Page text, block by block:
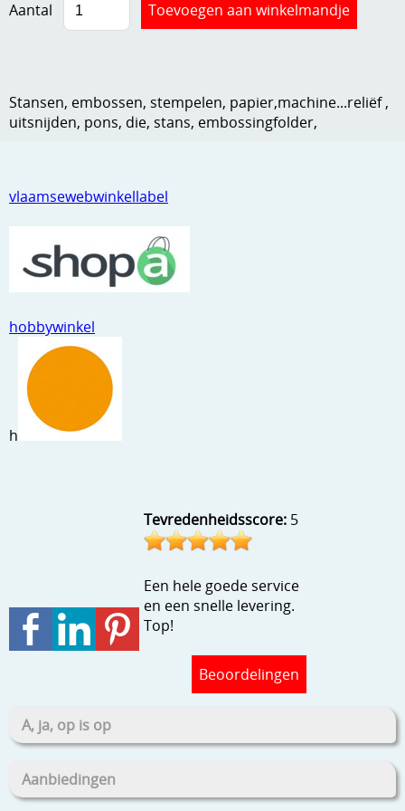
Kneedmateriaal
Leuke versieringen
Merken
Papier en karton
Ribbelaar
Speciaal papier
Stans machine en embossing machines
Stempels en zo
vlaamsewebwinkellabel
hobbywinkel
h
Tevredenheidsscore: 5
Een hele goede service
en een snelle levering.
Top!
Beoordelingen
A, ja, op is op
Aanbiedingen
Aantal
Stansen, embossen, stempelen, papier,machine...reliëf ,
uitsnijden, pons, die, stans, embossingfolder,